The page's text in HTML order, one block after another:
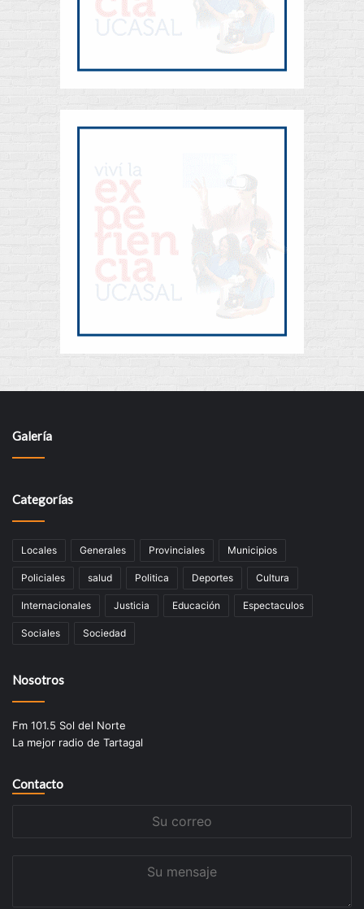
Galería
Categorías
Locales Generales Provinciales Municipios
Policiales salud Politica Deportes Cultura
Internacionales Justicia Educación Espectaculos
Sociales Sociedad
Nosotros
Fm 101.5 Sol del Norte
La mejor radio de Tartagal
Contacto